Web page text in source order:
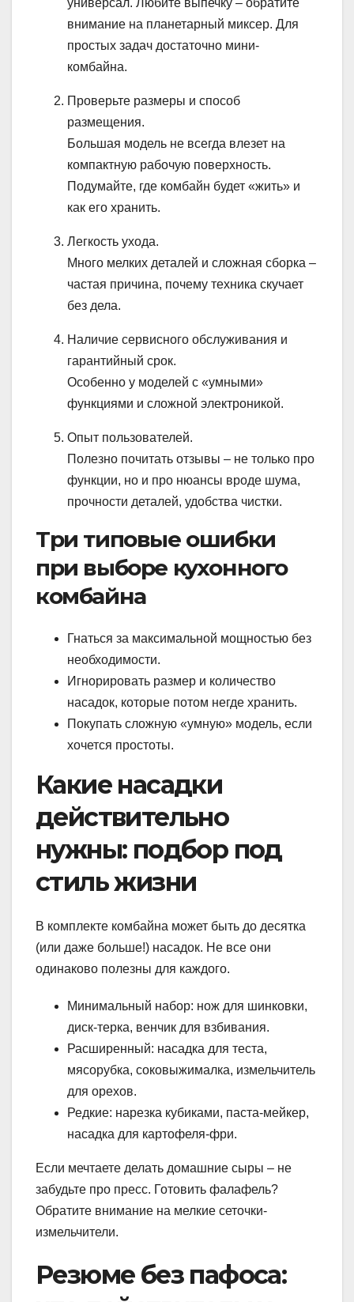
внимание на планетарный миксер. Для
простых задач достаточно мини-
комбайна.
Проверьте размеры и способ
размещения.
Большая модель не всегда влезет на
компактную рабочую поверхность.
Подумайте, где комбайн будет «жить» и
как его хранить.
Легкость ухода.
Много мелких деталей и сложная сборка –
частая причина, почему техника скучает
без дела.
Наличие сервисного обслуживания и
гарантийный срок.
Особенно у моделей с «умными»
функциями и сложной электроникой.
Опыт пользователей.
Полезно почитать отзывы – не только про
функции, но и про нюансы вроде шума,
прочности деталей, удобства чистки.
Три типовые ошибки
при выборе кухонного
комбайна
Гнаться за максимальной мощностью без
необходимости.
Игнорировать размер и количество
насадок, которые потом негде хранить.
Покупать сложную «умную» модель, если
хочется простоты.
Какие насадки
действительно
нужны: подбор под
стиль жизни
В комплекте комбайна может быть до десятка
(или даже больше!) насадок. Не все они
одинаково полезны для каждого.
Минимальный набор: нож для шинковки,
диск-терка, венчик для взбивания.
Расширенный: насадка для теста,
мясорубка, соковыжималка, измельчитель
для орехов.
Редкие: нарезка кубиками, паста-мейкер,
насадка для картофеля-фри.
Если мечтаете делать домашние сыры – не
забудьте про пресс. Готовить фалафель?
Обратите внимание на мелкие сеточки-
измельчители.
Резюме без пафоса: